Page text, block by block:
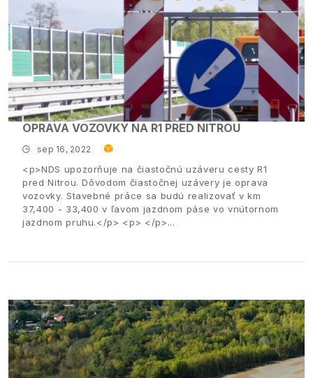
OPRAVA VOZOVKY NA R1 PRED NITROU
sep 16, 2022
<p>NDS upozorňuje na čiastočnú uzáveru cesty R1
pred Nitrou. Dôvodom čiastočnej uzávery je oprava
vozovky. Stavebné práce sa budú realizovať v km
37,400 - 33,400 v ľavom jazdnom páse vo vnútornom
jazdnom pruhu.</p> <p> </p>